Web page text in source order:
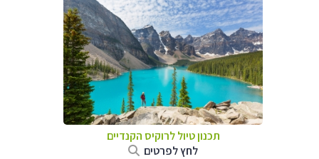
תכנון טיול לרוקיס הקנדיים
לחץ לפרטים